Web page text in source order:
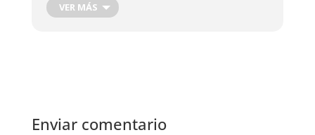
VER MÁS
Enviar comentario